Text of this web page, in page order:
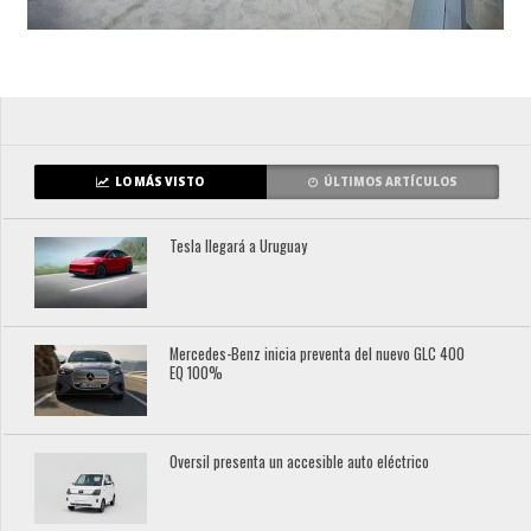
LO MÁS VISTO ÚLTIMOS ARTÍCULOS
Tesla llegará a Uruguay
Mercedes-Benz inicia preventa del nuevo GLC 400
EQ 100%
Oversil presenta un accesible auto eléctrico